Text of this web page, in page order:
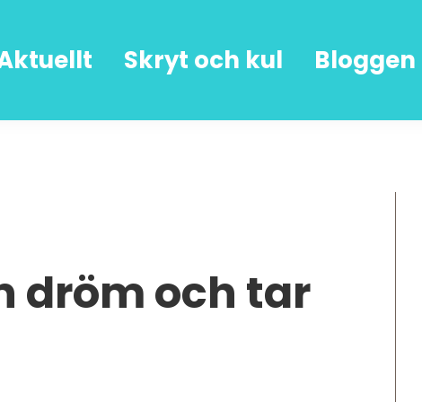
Skryt och kul Bloggen
dröm och tar